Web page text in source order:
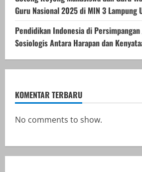
Guru Nasional 2025 di MIN 3 Lampung
Pendidikan Indonesia di
Sosiologis Antara Harapan dan
KOMENTAR TERBARU
No comments to show.